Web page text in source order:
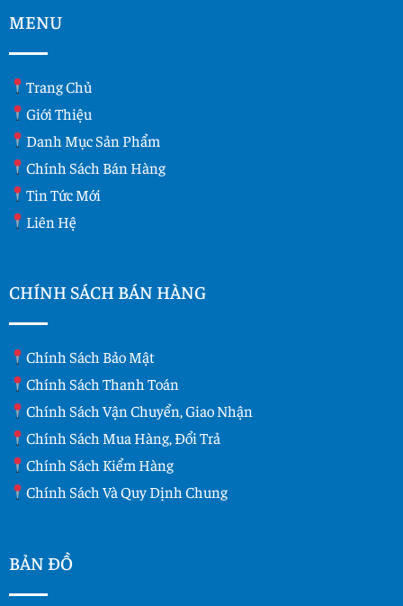
MENU
Trang Chủ
Giới Thiệu
Danh Mục Sản Phẩm
Chính Sách Bán Hàng
Tin Tức Mới
Liên Hệ
CHÍNH SÁCH BÁN HÀNG
Chính Sách Bảo Mật
Chính Sách Thanh Toán
Chính Sách Vận Chuyển, Giao Nhận
Chính Sách Mua Hàng, Đổi Trả
Chính Sách Kiểm Hàng
Chính Sách Và Quy Dịnh Chung
BẢN ĐỒ